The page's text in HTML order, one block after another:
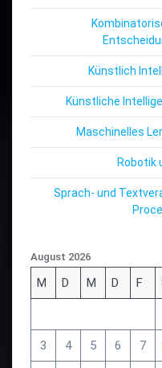
Künstlich
Künstliche
Maschinelles
Robotik
Sprach- und
August 2026
M D M D F
3 4 5 6 7